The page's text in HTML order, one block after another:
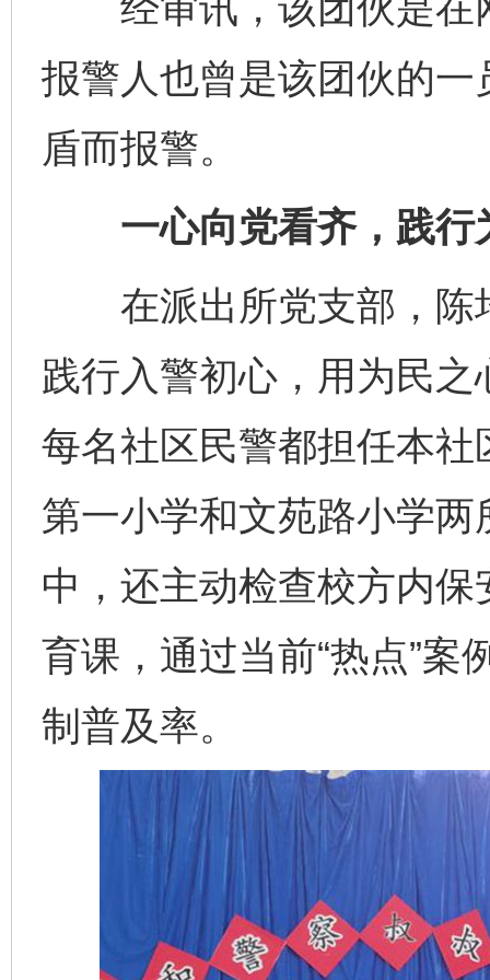
报警人也曾是该团伙的
盾而报警。
一心向党看齐，践行
在派出所党支部，陈
践行入警初心，用为民
每名社区民警都担任本
第一小学和文苑路小学
中，还主动检查校方内
育课，通过当前“热点”案
制普及率。